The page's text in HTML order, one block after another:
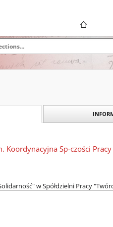
Koordynacyjna Sp-czości
w Spółdzielni Pracy